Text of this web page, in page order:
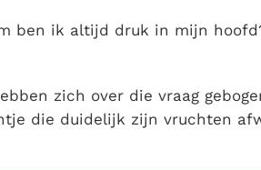
ben ik altijd druk in mijn hoofd
zich over die vraag
die duidelijk zijn vruchten